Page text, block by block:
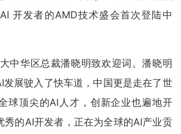
开发者的AMD技术盛会首次登陆中
中华区总裁潘晓明致欢迎词。潘晓明
发展驶入了快车道，中国更是走在了世
球顶尖的AI人才，创新企业也遍地开
秀的AI开发者，正在为全球的AI产业贡